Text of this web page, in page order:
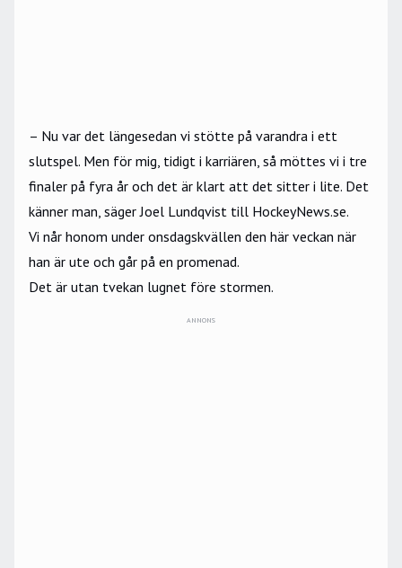
– Nu var det längesedan vi stötte på varandra i ett
slutspel. Men för mig, tidigt i karriären, så möttes vi i tre
finaler på fyra år och det är klart att det sitter i lite. Det
känner man, säger Joel Lundqvist till HockeyNews.se.
Vi når honom under onsdagskvällen den här veckan när
han är ute och går på en promenad.
Det är utan tvekan lugnet före stormen.
ANNONS